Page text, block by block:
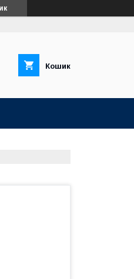
Кошик